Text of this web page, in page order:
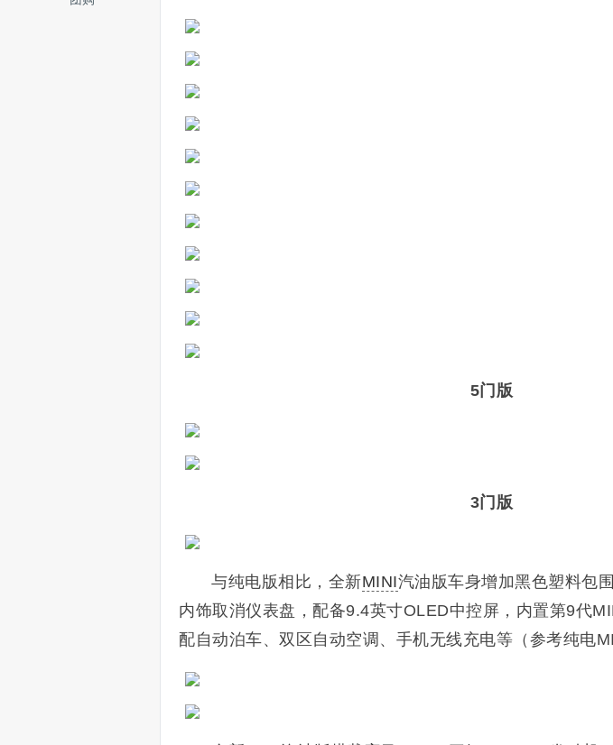
5门版
3门版
与纯电版相比，全新MINI汽油版车身增加黑色塑料包
内饰取消仪表盘，配备9.4英寸OLED中控屏，内置第9代
配自动泊车、双区自动空调、手机无线充电等（参考纯电